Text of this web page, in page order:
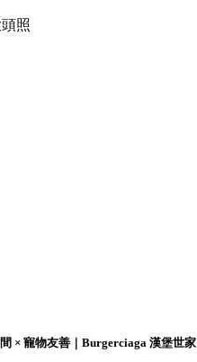
照
× 寵物友善｜Burgerciaga 漢堡世家